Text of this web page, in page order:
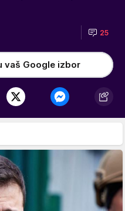
25
vaš Google izbor